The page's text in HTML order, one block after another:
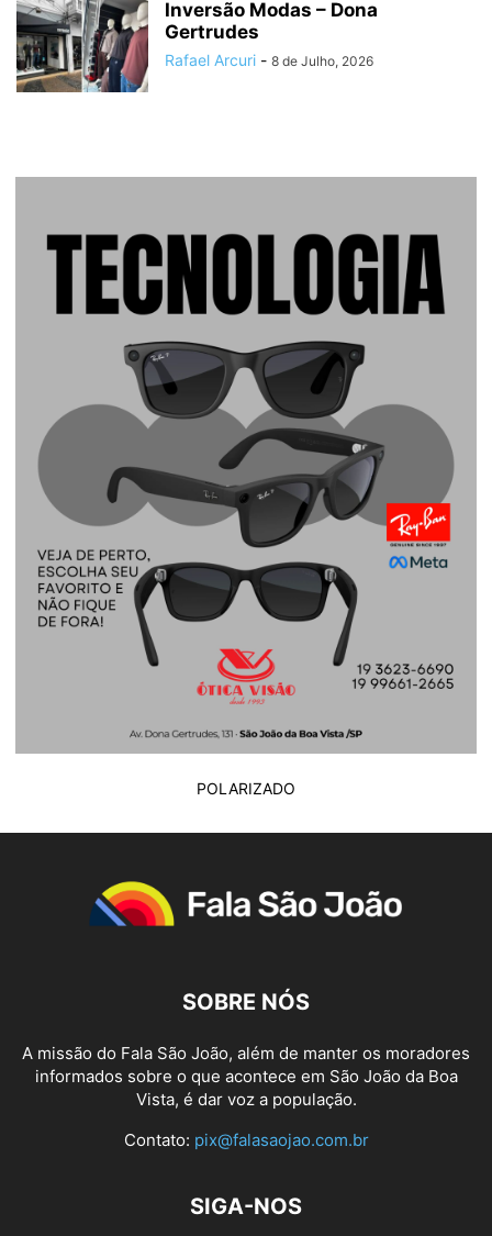
Inversão Modas – Dona
Gertrudes
Rafael Arcuri - 8 de Julho, 2026
POLARIZADO
SOBRE NÓS
A missão do Fala São João, além de manter os moradores
informados sobre o que acontece em São João da Boa
Vista, é dar voz a população.
Contato: pix@falasaojao.com.br
SIGA-NOS